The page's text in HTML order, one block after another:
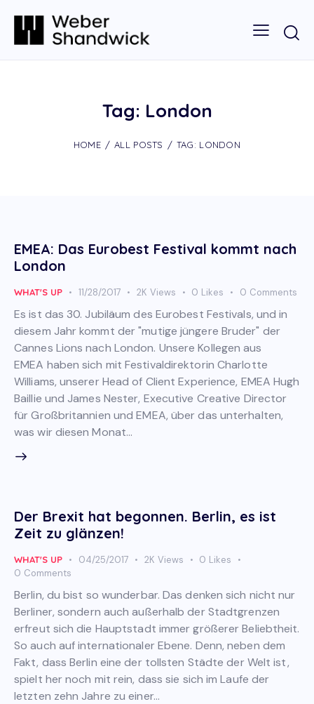
Tag: London
HOME ALL POSTS TAG: LONDON
EMEA: Das Eurobest Festival kommt nach
London
WHAT'S UP 11/28/2017 2K Views 0 Likes 0 Comments
Es ist das 30. Jubiläum des Eurobest Festivals, und in
diesem Jahr kommt der "mutige jüngere Bruder" der
Cannes Lions nach London. Unsere Kollegen aus
EMEA haben sich mit Festivaldirektorin Charlotte
Williams, unserer Head of Client Experience, EMEA Hugh
Baillie und James Nester, Executive Creative Director
für Großbritannien und EMEA, über das unterhalten,
was wir diesen Monat…
Der Brexit hat begonnen. Berlin, es ist
Zeit zu glänzen!
WHAT'S UP 04/25/2017 2K Views 0 Likes
0 Comments
Berlin, du bist so wunderbar. Das denken sich nicht nur
Berliner, sondern auch außerhalb der Stadtgrenzen
erfreut sich die Hauptstadt immer größerer Beliebtheit.
So auch auf internationaler Ebene. Denn, neben dem
Fakt, dass Berlin eine der tollsten Städte der Welt ist,
spielt her noch mit rein, dass sie sich im Laufe der
letzten zehn Jahre zu einer…